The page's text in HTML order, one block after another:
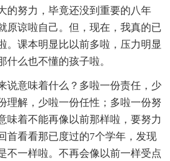
的努力，毕竟还没到重要的八年
原谅啦自己。但，现在，我真的已
。课本明显比以前多啦，压力明显
什么也不懂的孩子啦。
说意味着什么？多啦一份责任，少
理解，少啦一份任性；多啦一份努
味着不能再像以前那样啦，要努力
首看看那已度过的7个学年，发现
不一样啦。不再会像以前一样受点